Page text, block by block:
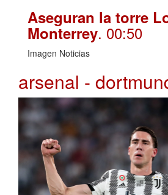
Aseguran la torre
Monterrey. 00:50
Imagen Noticias
arsenal -